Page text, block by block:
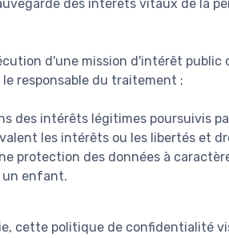
des intérêts vitaux de la
d'une mission d'intérêt public
responsable du traitement ;
des intérêts légitimes poursuivis
les intérêts ou les libertés et
protection des données à
un enfant.
cette politique de confidentialité